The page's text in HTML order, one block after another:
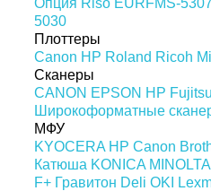
5030
Плоттеры
Canon HP Roland Ricoh
Сканеры
CANON EPSON HP Fujitsu
Широкоформатные
МФУ
KYOCERA HP Canon
Катюша KONICA MINOLTA
F+ Гравитон Deli OKI